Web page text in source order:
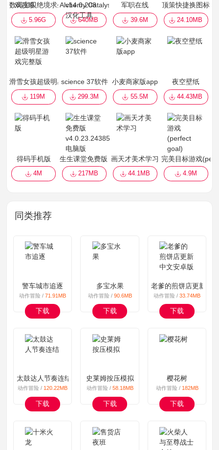
数码宝贝绝境求生中文破解版下载下载 附游戏攻略
5.96G
Alchemy Catalyst 2021中文破解版下载 v14.0.208
640MB
军职在线
39.6M
顶策快捷换图标
24.10MB
滑雪女孩超级明星游戏完整版
119M
science 37软件
299.3M
小麦商家版app
55.5M
夜空壁纸
44.43MB
得码手机版
4M
生生课堂免费版 v4.0.23.24385 电脑版
217MB
画天才美术学习
44.1MB
完美目标游戏
4.9M
同类推荐
警车城市追逐
动作冒险 / 71.91MB
下载
多宝水果
动作冒险 / 90.6MB
下载
老爹的煎饼店更新中
动作冒险 /33.74MB
下载
太鼓达人节奏连结
动作冒险 / 120.22MB
下载
史莱姆按压模拟
动作冒险 / 58.18MB
下载
樱花树
动作冒险 / 182MB
下载